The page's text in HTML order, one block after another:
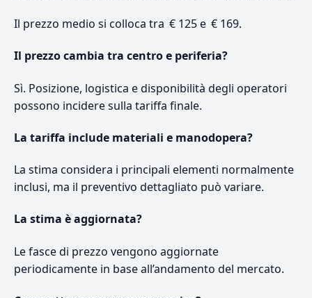
Il prezzo medio si colloca tra € 125 e € 169.
Il prezzo cambia tra centro e periferia?
Sì. Posizione, logistica e disponibilità degli operatori
possono incidere sulla tariffa finale.
La tariffa include materiali e manodopera?
La stima considera i principali elementi normalmente
inclusi, ma il preventivo dettagliato può variare.
La stima è aggiornata?
Le fasce di prezzo vengono aggiornate
periodicamente in base all’andamento del mercato.